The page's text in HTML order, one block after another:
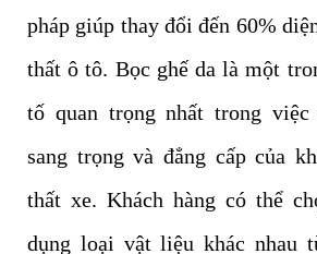
pháp giúp thay đổi đến 60%
thất ô tô. Bọc ghế da là một
tố quan trọng nhất trong việc
sang trọng và đẳng cấp của
thất xe. Khách hàng có thể
dụng loại vật liệu khác nhau